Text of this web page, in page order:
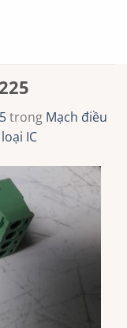
trong Mạch điều
IC